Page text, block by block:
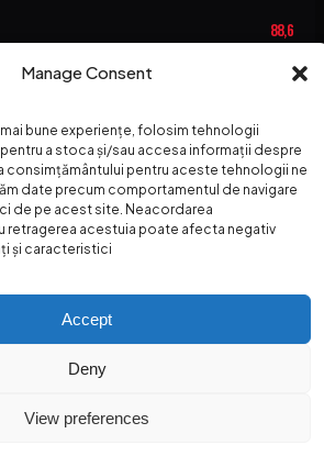
Manage Consent
mai bune experiențe, folosim tehnologii
a stoca și/sau accesa informații despre
consimțământului pentru aceste tehnologii ne
date precum comportamentul de navigare
de pe acest site. Neacordarea
retragerea acestuia poate afecta negativ
și caracteristici
Accept
Deny
View preferences
88,6
94,2
94,3
95,1
88,2
HITFM GROUP SRL